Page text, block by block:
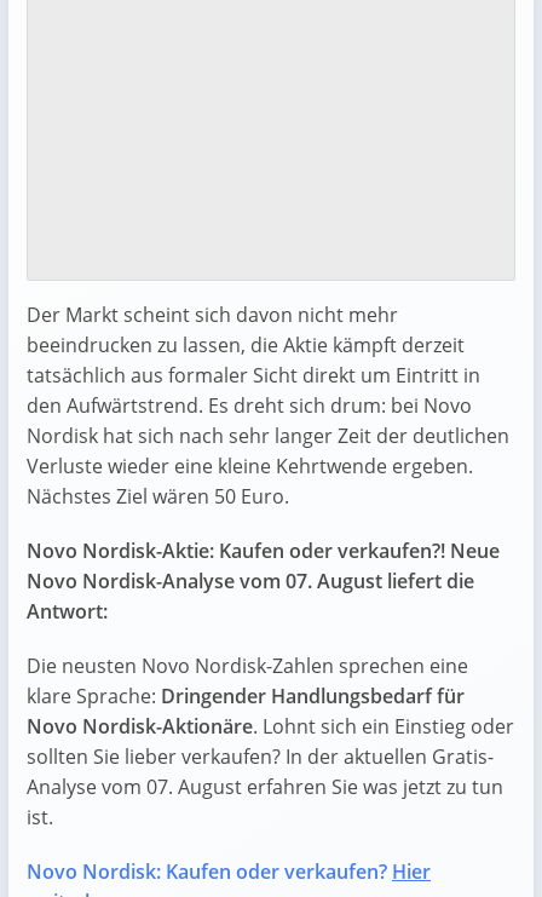
Der Markt scheint sich davon nicht mehr
beeindrucken zu lassen, die Aktie kämpft derzeit
tatsächlich aus formaler Sicht direkt um Eintritt in
den Aufwärtstrend. Es dreht sich drum: bei Novo
Nordisk hat sich nach sehr langer Zeit der deutlichen
Verluste wieder eine kleine Kehrtwende ergeben.
Nächstes Ziel wären 50 Euro.
Novo Nordisk-Aktie: Kaufen oder verkaufen?! Neue
Novo Nordisk-Analyse vom 07. August liefert die
Antwort:
Die neusten Novo Nordisk-Zahlen sprechen eine
klare Sprache: Dringender Handlungsbedarf für
Novo Nordisk-Aktionäre. Lohnt sich ein Einstieg oder
sollten Sie lieber verkaufen? In der aktuellen Gratis-
Analyse vom 07. August erfahren Sie was jetzt zu tun
ist.
Novo Nordisk: Kaufen oder verkaufen? Hier